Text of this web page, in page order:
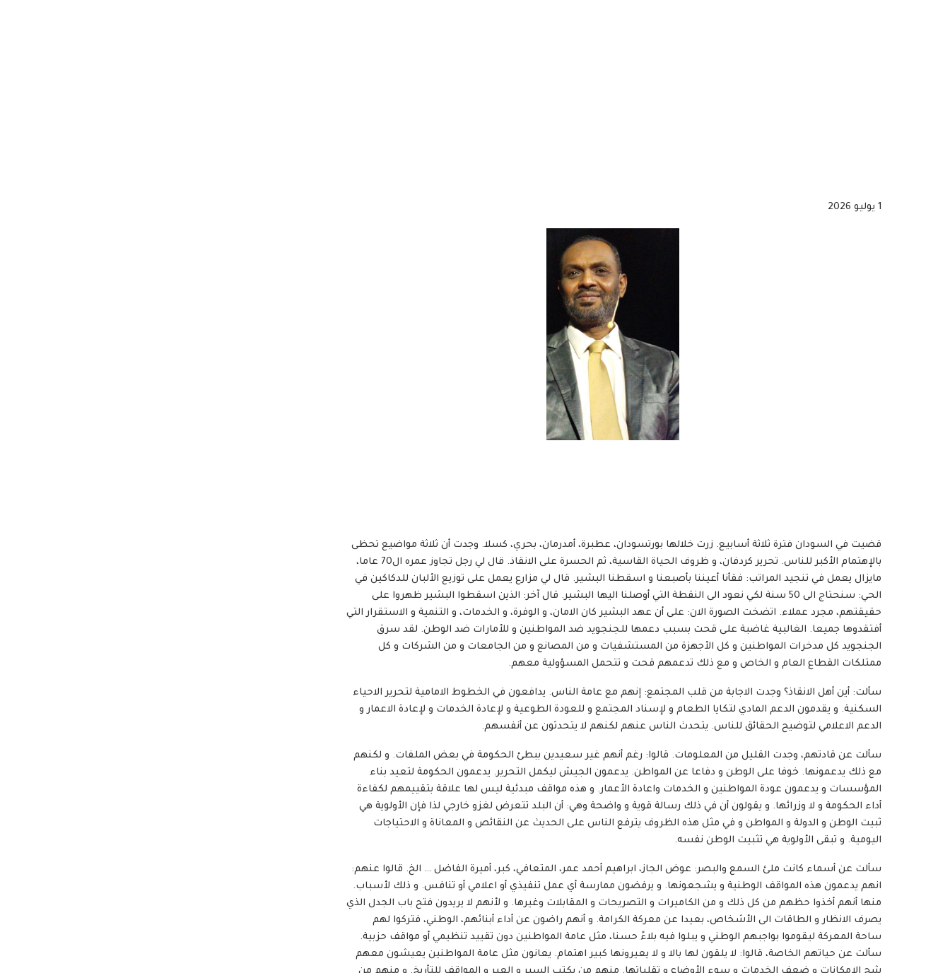
1 يوليو 2026
قضيت في السودان فترة ثلاثة أسابيع. زرت خلالها بورتسودان، عطبرة، أمدرمان، بحري، كسلا. وجدت أن ثلاثة مواضيع تحظى
بالإهتمام الأكبر للناس. تحرير كردفان، و ظروف الحياة القاسية، ثم الحسرة على الانقاذ. قال لي رجل تجاوز عمره ال70 عاما،
مايزال يعمل في تنجيد المراتب: فقأنا أعيننا بأصبعنا و اسقطنا البشير. قال لي مزارع يعمل على توزيع الألبان للدكاكين في
الحي: سنحتاج الى 50 سنة لكي نعود الى النقطة التي أوصلنا اليها البشير. قال آخر: الذين اسقطوا البشير ظهروا على
حقيقتهم، مجرد عملاء. اتضخت الصورة الان: على أن عهد البشير كان الامان، و الوفرة، و الخدمات، و التنمية و الاستقرار التي
أفتقدوها جميعا. الغالبية غاضبة على قحت بسبب دعمها للجنجويد ضد المواطنين و للأمارات ضد الوطن. لقد سرق
الجنجويد كل مدخرات المواطنين و كل الأجهزة من المستشفيات و من المصانع و من الجامعات و من الشركات و كل
ممتلكات القطاع العام و الخاص و مع ذلك تدعمهم قحت و تتحمل المسؤولية معهم.
سألت: أين أهل الانقاذ؟ وجدت الاجابة من قلب المجتمع: إنهم مع عامة الناس. يدافعون في الخطوط الامامية لتحرير الاحياء
السكنية. و يقدمون الدعم المادي لتكايا الطعام و لإسناد المجتمع و للعودة الطوعية و لإعادة الخدمات و لإعادة الاعمار و
الدعم الاعلامي لتوضيح الحقائق للناس. يتحدث الناس عنهم لكنهم لا يتحدثون عن أنفسهم.
سألت عن قادتهم، وجدت القليل من المعلومات. قالوا: رغم أنهم غير سعيدين ببطئ الحكومة في بعض الملفات. و لكنهم
مع ذلك يدعمونها. خوفا على الوطن و دفاعا عن المواطن. يدعمون الجيش ليكمل التحرير. يدعمون الحكومة لتعيد بناء
المؤسسات و يدعمون عودة المواطنين و الخدمات واعادة الأعمار. و هذه مواقف مبدئية ليس لها علاقة بتقييمهم لكفاءة
أداء الحكومة و لا وزرائها. و يقولون أن في ذلك رسالة قوية و واضحة وهي: أن البلد تتعرض لغزو خارجي لذا فإن الأولوية هي
ثبيت الوطن و الدولة و المواطن و في مثل هذه الظروف يترفع الناس على الحديث عن النقائص و المعاناة و الاحتياجات
اليومية. و تبقى الأولوية هي تثبيت الوطن نفسه.
سألت عن أسماء كانت ملئ السمع والبصر: عوض الجاز، ابراهيم أحمد عمر، المتعافي، كبر، أميرة الفاضل … الخ. قالوا عنهم:
انهم يدعمون هذه المواقف الوطنية و يشجعونها. و يرفضون ممارسة أي عمل تنفيذي أو اعلامي أو تنافس. و ذلك لأسباب.
منها أنهم أخذوا حظهم من كل ذلك و من الكاميرات و التصريحات و المقابلات وغيرها. و لأنهم لا يريدون فتح باب الجدل الذي
يصرف الانظار و الطاقات الى الأشخاص، بعيدا عن معركة الكرامة. و أنهم راضون عن أداء أبنائهم، الوطني، فتركوا لهم
ساحة المعركة ليقوموا بواجبهم الوطني و يبلوا فيه بلاءً حسنا، مثل عامة المواطنين دون تقييد تنظيمي أو مواقف حزبية.
سألت عن حياتهم الخاصة، قالوا: لا يلقون لها بالا و لا يعيرونها كبير اهتمام. يعانون مثل عامة المواطنين يعيشون معهم